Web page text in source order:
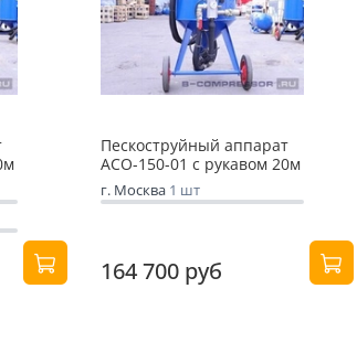
Пескоструйный аппарат
АСО-150-01 с рукавом 20м
г. Москва 1 шт
164 700 руб